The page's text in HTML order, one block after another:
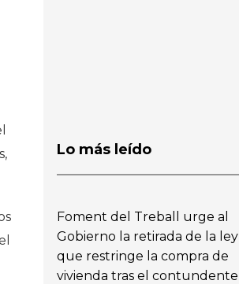
Lo más leído
Foment del Treball urge al
Gobierno la retirada de la ley
que restringe la compra de
vivienda tras el contundente